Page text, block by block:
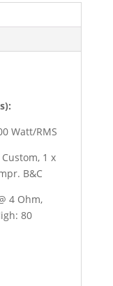
Watt/RMS
1 x
B&C
4 Ohm,
80